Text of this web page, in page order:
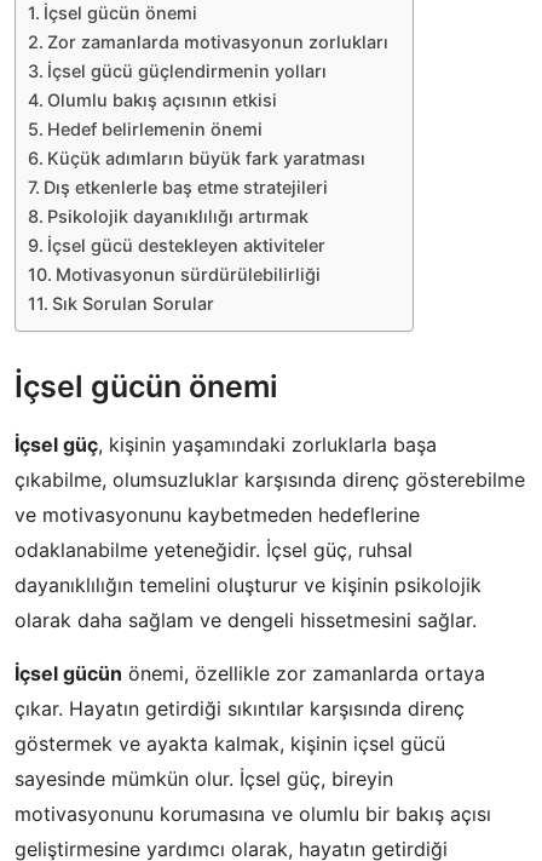
İçsel gücün önemi
Zor zamanlarda motivasyonun zorlukları
İçsel gücü güçlendirmenin yolları
Olumlu bakış açısının etkisi
Hedef belirlemenin önemi
Küçük adımların büyük fark yaratması
Dış etkenlerle baş etme stratejileri
Psikolojik dayanıklılığı artırmak
İçsel gücü destekleyen aktiviteler
Motivasyonun sürdürülebilirliği
Sık Sorulan Sorular
İçsel gücün önemi
İçsel güç, kişinin yaşamındaki zorluklarla başa
çıkabilme, olumsuzluklar karşısında direnç gösterebilme
ve motivasyonunu kaybetmeden hedeflerine
odaklanabilme yeteneğidir. İçsel güç, ruhsal
dayanıklılığın temelini oluşturur ve kişinin psikolojik
olarak daha sağlam ve dengeli hissetmesini sağlar.
İçsel gücün önemi, özellikle zor zamanlarda ortaya
çıkar. Hayatın getirdiği sıkıntılar karşısında direnç
göstermek ve ayakta kalmak, kişinin içsel gücü
sayesinde mümkün olur. İçsel güç, bireyin
motivasyonunu korumasına ve olumlu bir bakış açısı
geliştirmesine yardımcı olarak, hayatın getirdiği